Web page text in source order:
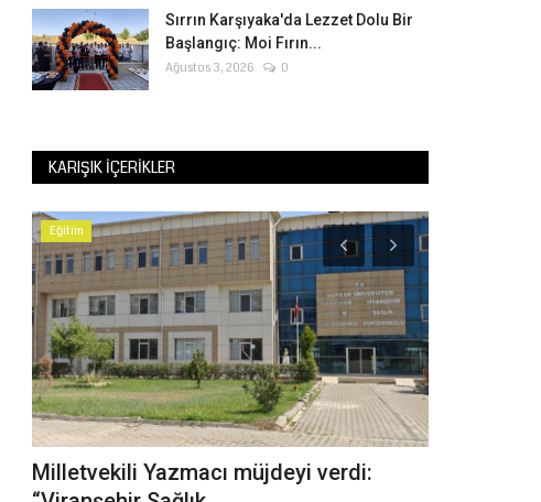
Sırrın Karşıyaka'da Lezzet Dolu Bir
Başlangıç: Moi Fırın...
Ağustos 3, 2026 0
KARIŞIK İÇERIKLER
Eğitim
Milletvekili Yazmacı müjdeyi verdi: